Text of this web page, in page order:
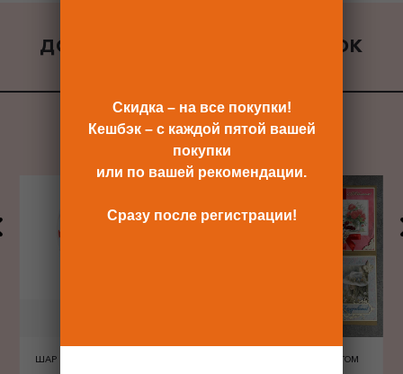
ДОБАВИТЬ К ЗАКАЗУ ПОДАРОК
ШАР ШЕЛКОГРАФИЯ СЕРДЦА
ОТКРЫТКА С КОНВЕРТОМ
Скидка – на все покупки!
Кешбэк – с каждой пятой вашей
покупки
или по вашей рекомендации.
Сразу после регистрации!